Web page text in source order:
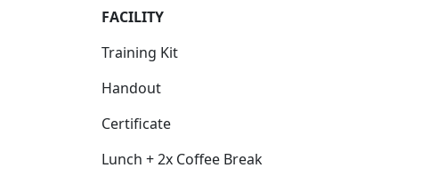
FACILITY
Training Kit
Handout
Certificate
Lunch + 2x Coffee Break